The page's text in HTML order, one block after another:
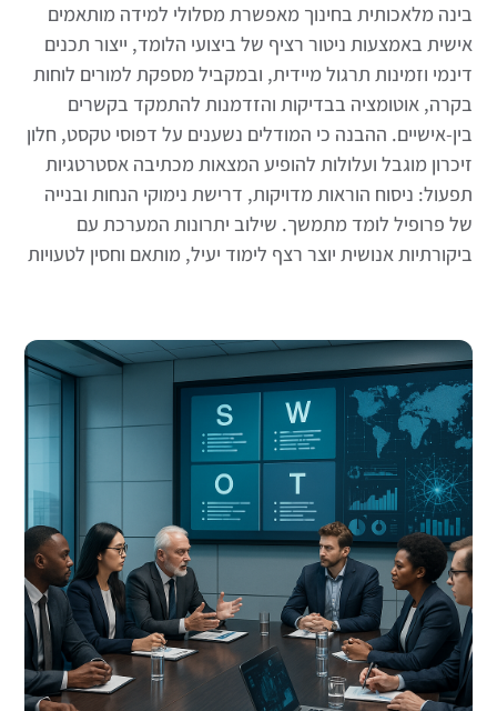
בינה מלאכותית בחינוך מאפשרת מסלולי למידה מותאמים
אישית באמצעות ניטור רציף של ביצועי הלומד, ייצור תכנים
דינמי וזמינות תרגול מיידית, ובמקביל מספקת למורים לוחות
בקרה, אוטומציה בבדיקות והזדמנות להתמקד בקשרים
בין-אישיים. ההבנה כי המודלים נשענים על דפוסי טקסט, חלון
זיכרון מוגבל ועלולות להופיע המצאות מכתיבה אסטרטגיות
תפעול: ניסוח הוראות מדויקות, דרישת נימוקי הנחות ובנייה
של פרופיל לומד מתמשך. שילוב יתרונות המערכת עם
ביקורתיות אנושית יוצר רצף לימוד יעיל, מותאם וחסין לטעויות